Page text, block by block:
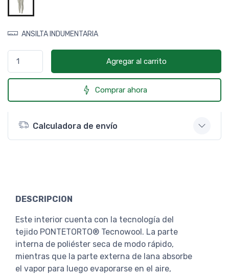
ANSILTA INDUMENTARIA
Agregar al carrito
Comprar ahora
Calculadora de envío
DESCRIPCION
Este interior cuenta con la tecnología del
tejido PONTETORTO® Tecnowool. La parte
interna de poliéster seca de modo rápido,
mientras que la parte externa de lana absorbe
el vapor para luego evaporarse en el aire,